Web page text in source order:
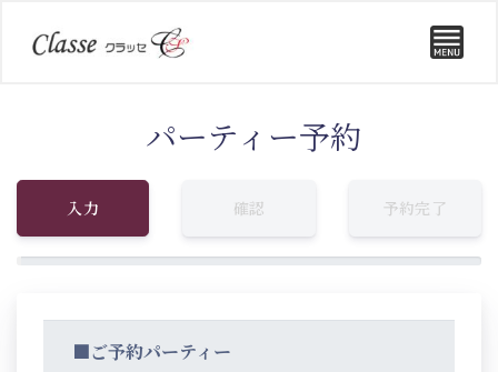
パーティー予約
入力 確認 予約完了
■ご予約パーティー